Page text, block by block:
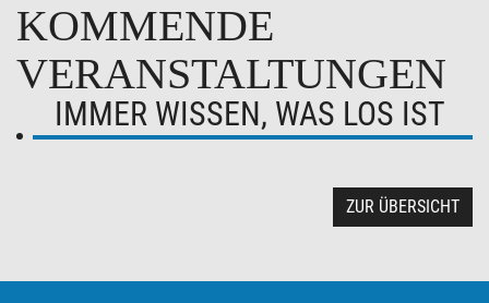
KOMMENDE
VERANSTALTUNGEN
IMMER WISSEN, WAS LOS IST
ZUR ÜBERSICHT